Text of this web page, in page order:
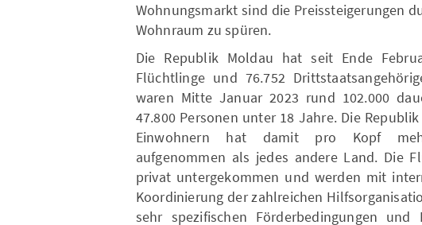
Wohnungsmarkt sind die Preissteigerungen
Wohnraum zu spüren.
Die Republik Moldau hat seit Ende
Flüchtlinge und 76.752
waren Mitte Januar 2023 rund 102.000
47.800 Personen unter 18 Jahre. Die
Einwohnern hat damit pro Kopf
aufgenommen als jedes andere Land. Die
privat untergekommen und werden mit
Koordinierung der zahlreichen
sehr spezifischen Förderbedingungen